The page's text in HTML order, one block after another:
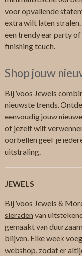
voor opvallende
extra wilt laten
een trendy ear party
finishing touch.
Shop jouw
Bij Voos Jewels
nieuwste trends.
eenvoudig jouw
of jezelf wilt
oorbellen geef je
uitstraling.
JEWELS
Bij Voos Jewels &
sieraden van
gemaakt van
blijven. Elke week
webshop, zodat er